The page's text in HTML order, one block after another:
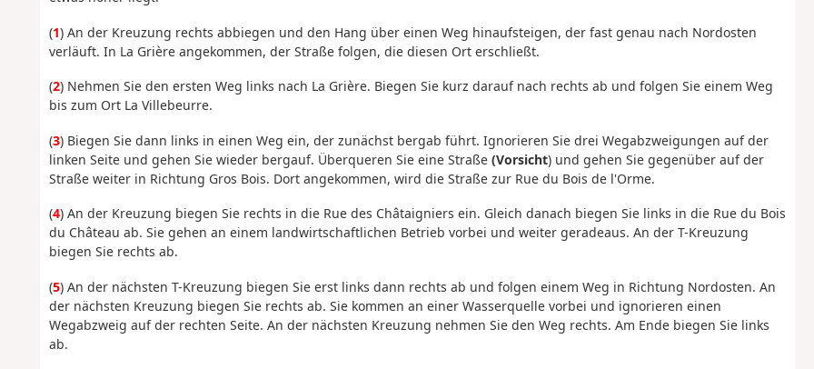
(1) An der Kreuzung rechts abbiegen und den Hang über einen Weg hinaufsteigen, der fast genau nach Nordosten
verläuft. In La Grière angekommen, der Straße folgen, die diesen Ort erschließt.
(2) Nehmen Sie den ersten Weg links nach La Grière. Biegen Sie kurz darauf nach rechts ab und folgen Sie einem Weg
bis zum Ort La Villebeurre.
(3) Biegen Sie dann links in einen Weg ein, der zunächst bergab führt. Ignorieren Sie drei Wegabzweigungen auf der
linken Seite und gehen Sie wieder bergauf. Überqueren Sie eine Straße (Vorsicht) und gehen Sie gegenüber auf der
Straße weiter in Richtung Gros Bois. Dort angekommen, wird die Straße zur Rue du Bois de l'Orme.
(4) An der Kreuzung biegen Sie rechts in die Rue des Châtaigniers ein. Gleich danach biegen Sie links in die Rue du Bois
du Château ab. Sie gehen an einem landwirtschaftlichen Betrieb vorbei und weiter geradeaus. An der T-Kreuzung
biegen Sie rechts ab.
(5) An der nächsten T-Kreuzung biegen Sie erst links dann rechts ab und folgen einem Weg in Richtung Nordosten. An
der nächsten Kreuzung biegen Sie rechts ab. Sie kommen an einer Wasserquelle vorbei und ignorieren einen
Wegabzweig auf der rechten Seite. An der nächsten Kreuzung nehmen Sie den Weg rechts. Am Ende biegen Sie links
ab.